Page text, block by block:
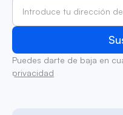
Puedes darte de baja en
privacidad